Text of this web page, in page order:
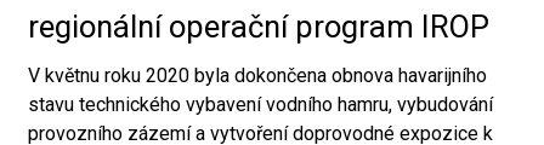
regionální operační program IROP
V květnu roku 2020 byla dokončena obnova havarijního
stavu technického vybavení vodního hamru, vybudování
provozního zázemí a vytvoření doprovodné expozice k